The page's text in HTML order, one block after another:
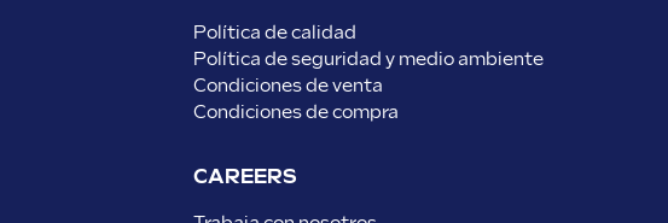
Política de calidad
Política de seguridad y medio ambiente
Condiciones de venta
Condiciones de compra
CAREERS